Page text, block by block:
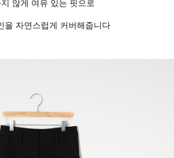
않게 여유 있는 핏으로
을 자연스럽게 커버해줍니다